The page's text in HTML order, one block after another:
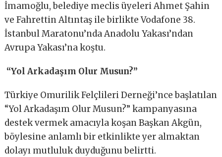
İmamoğlu, belediye meclis üyeleri Ahmet Şahin
ve Fahrettin Altıntaş ile birlikte Vodafone 38.
İstanbul Maratonu’nda Anadolu Yakası’ndan
Avrupa Yakası’na koştu.
“Yol Arkadaşım Olur Musun?”
Türkiye Omurilik Felçlileri Derneği’nce başlatılan
“Yol Arkadaşım Olur Musun?” kampanyasına
destek vermek amacıyla koşan Başkan Akgün,
böylesine anlamlı bir etkinlikte yer almaktan
dolayı mutluluk duyduğunu belirtti.